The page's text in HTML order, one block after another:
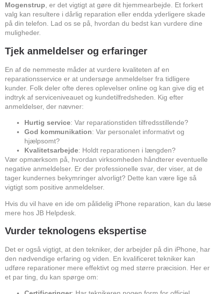
Mogenstrup, er det vigtigt at gøre dit hjemmearbejde. Et forkert
valg kan resultere i dårlig reparation eller endda yderligere skade
på din telefon. Lad os se på, hvordan du bedst kan vurdere dine
muligheder.
Tjek anmeldelser og erfaringer
En af de nemmeste måder at vurdere kvaliteten af en
reparationsservice er at undersøge anmeldelser fra tidligere
kunder. Folk deler ofte deres oplevelser online og kan give dig et
indtryk af serviceniveauet og kundetilfredsheden. Kig efter
anmeldelser, der nævner:
Hurtig service: Var reparationstiden tilfredsstillende?
God kommunikation: Var personalet informativt og
hjælpsomt?
Kvalitetsarbejde: Holdt reparationen i længden?
Vær opmærksom på, hvordan virksomheden håndterer eventuelle
negative anmeldelser. Er der professionelle svar, der viser, at de
tager kundernes bekymringer alvorligt? Dette kan være lige så
vigtigt som positive anmeldelser.
Hvis du vil have en ide om pålidelig iPhone reparation, kan du læse
mere hos JB Helpdesk
Vurder teknologens ekspertise
Det er også vigtigt, at den tekniker, der arbejder på din iPhone, har
den nødvendige erfaring og viden. En kvalificeret tekniker kan
udføre reparationer mere effektivt og med større præcision. Her er
et par ting, du kan spørge om: